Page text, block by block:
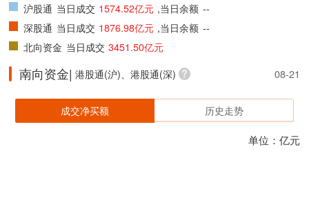
沪股通 当日成交 1574.52亿元 ,当日余额 --
深股通 当日成交 1876.98亿元 ,当日余额 --
北向资金 当日成交 3451.50亿元
南向资金| 港股通(沪)、港股通(深) 08-21
成交净买额 历史走势
单位：亿元